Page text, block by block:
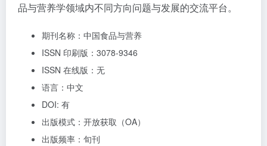
品与营养学领域内不同方向问题与发展的交流平台。
期刊名称：中国食品与营养
ISSN 印刷版：3078-9346
ISSN 在线版：无
语言：中文
DOI: 有
出版模式：开放获取（OA）
出版频率：旬刊